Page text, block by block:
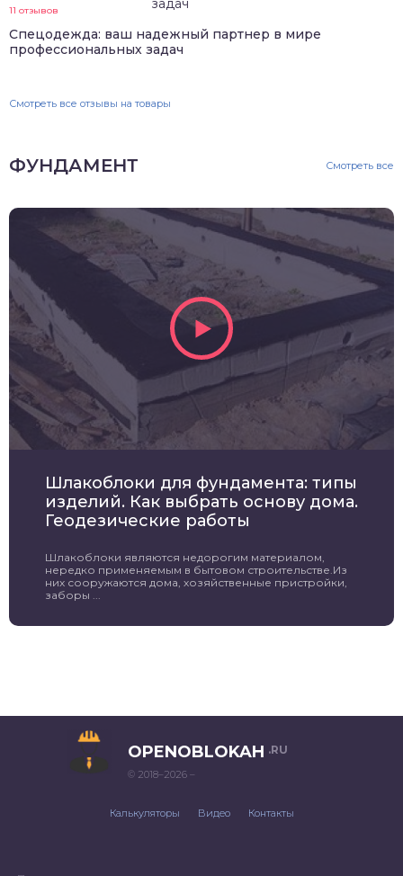
11 отзывов
Спецодежда: ваш надежный партнер в мире
профессиональных задач
Смотреть все отзывы на товары
ФУНДАМЕНТ Смотреть все
Шлакоблоки для фундамента: типы
изделий. Как выбрать основу дома.
Геодезические работы
Шлакоблоки являются недорогим материалом,
нередко применяемым в бытовом строительстве.Из
них сооружаются дома, хозяйственные пристройки,
заборы ...
OPENOBLOKAH .RU
© 2018–2026 –
Калькуляторы Видео Контакты